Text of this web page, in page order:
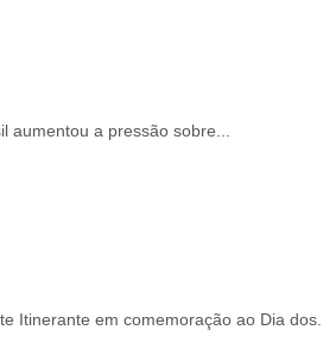
aumentou a pressão sobre...
Itinerante em comemoração ao Dia dos...